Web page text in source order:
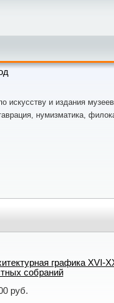
искусству и издания
нумизматика,
графика XVI-
собраний
руб.